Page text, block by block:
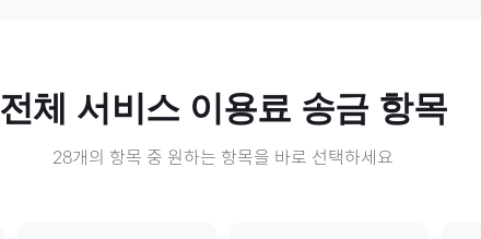
전체 서비스 이용료 송금 항목
28개의 항목 중 원하는 항목을 바로 선택하세요